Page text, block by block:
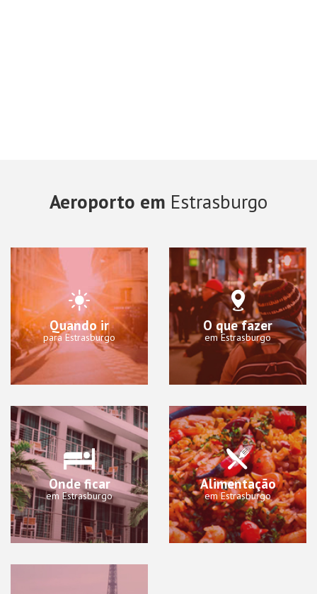
Aeroporto em Estrasburgo
Quando ir
para Estrasburgo
O que fazer
em Estrasburgo
Onde ficar
em Estrasburgo
Alimentação
em Estrasburgo